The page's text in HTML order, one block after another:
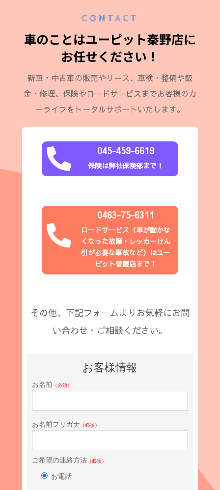
CONTACT
車のことはユーピット秦野店に
お任せください！
新車・中古車の販売やリース、車検・整備や鈑
金・修理、保険やロードサービスまでお客様のカ
ーライフをトータルサポートいたします。
 045-459-6619
保険は弊社保険部まで！

0463-75-6311
ロードサービス（車が動かな
くなった故障・レッカーけん
引が必要な事故など）はユー
ピット曽屋店まで！
その他、下記フォームよりお気軽にお問
い合わせ・ご相談ください。
お客様情報
お名前（必須）
お名前フリガナ （必須）
ご希望の連絡方法（必須）
お電話